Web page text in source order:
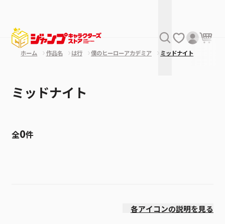
ホーム 作品名 は行 僕のヒーローアカデミア ミッドナイト
ミッドナイト
全0件
各アイコンの説明を見る